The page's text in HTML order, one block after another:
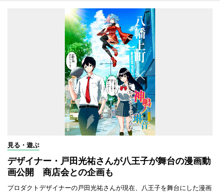
見る・遊ぶ
デザイナー・戸田光祐さんが八王子が舞台の漫画動
画公開 商店会との企画も
プロダクトデザイナーの戸田光祐さんが現在、八王子を舞台にした漫画